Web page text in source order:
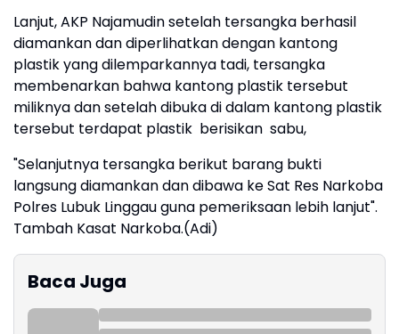
Lanjut, AKP Najamudin setelah tersangka berhasil
diamankan dan diperlihatkan dengan kantong
plastik yang dilemparkannya tadi, tersangka
membenarkan bahwa kantong plastik tersebut
miliknya dan setelah dibuka di dalam kantong plastik
tersebut terdapat plastik berisikan sabu,
"Selanjutnya tersangka berikut barang bukti
langsung diamankan dan dibawa ke Sat Res Narkoba
Polres Lubuk Linggau guna pemeriksaan lebih lanjut".
Tambah Kasat Narkoba.(Adi)
Baca Juga